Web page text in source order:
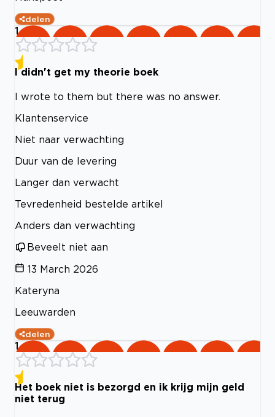
delen
1
I didn't get my theorie boek
I wrote to them but there was no answer.
Klantenservice
Niet naar verwachting
Duur van de levering
Langer dan verwacht
Tevredenheid bestelde artikel
Anders dan verwachting
Beveelt niet aan
13 March 2026
Kateryna
Leeuwarden
delen
1
Het boek niet is bezorgd en ik krijg mijn geld
niet terug